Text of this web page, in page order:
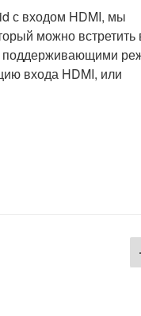
с входом HDMI, мы
можно встретить
поддерживающими
входа HDMI, или